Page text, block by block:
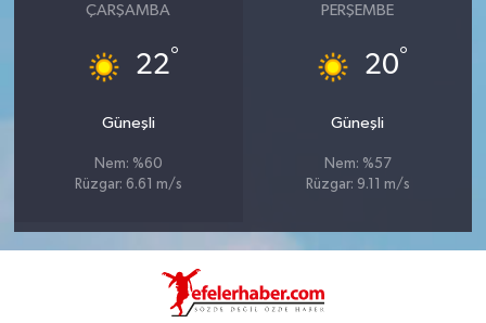
ÇARŞAMBA
22°
Güneşli
Nem: %60
Rüzgar: 6.61 m/s
PERŞEMBE
20°
Güneşli
Nem: %57
Rüzgar: 9.11 m/s